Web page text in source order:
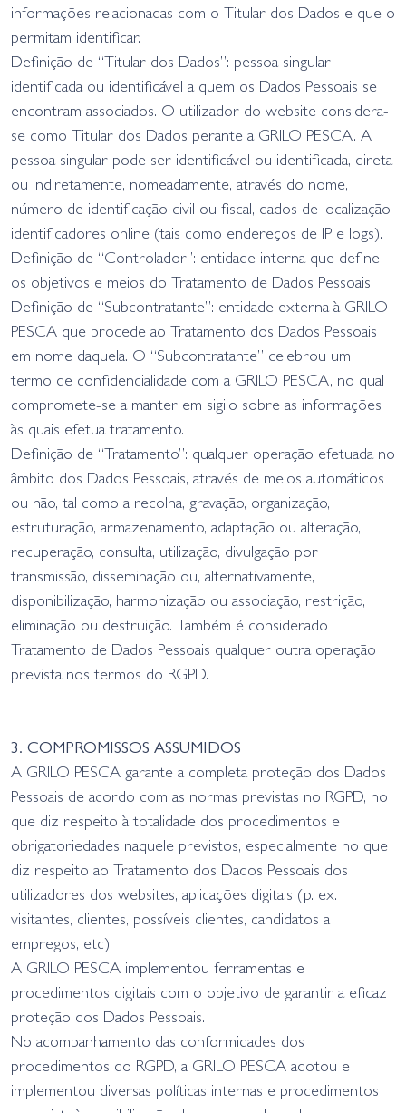
informações relacionadas com o Titular dos Dados e que o
permitam identificar.
Definição de “Titular dos Dados”: pessoa singular
identificada ou identificável a quem os Dados Pessoais se
encontram associados. O utilizador do website considera-
se como Titular dos Dados perante a GRILO PESCA. A
pessoa singular pode ser identificável ou identificada, direta
ou indiretamente, nomeadamente, através do nome,
número de identificação civil ou fiscal, dados de localização,
identificadores online (tais como endereços de IP e logs).
Definição de “Controlador”: entidade interna que define
os objetivos e meios do Tratamento de Dados Pessoais.
Definição de “Subcontratante”: entidade externa à GRILO
PESCA que procede ao Tratamento dos Dados Pessoais
em nome daquela. O “Subcontratante” celebrou um
termo de confidencialidade com a GRILO PESCA, no qual
compromete-se a manter em sigilo sobre as informações
às quais efetua tratamento.
Definição de “Tratamento”: qualquer operação efetuada no
âmbito dos Dados Pessoais, através de meios automáticos
ou não, tal como a recolha, gravação, organização,
estruturação, armazenamento, adaptação ou alteração,
recuperação, consulta, utilização, divulgação por
transmissão, disseminação ou, alternativamente,
disponibilização, harmonização ou associação, restrição,
eliminação ou destruição. Também é considerado
Tratamento de Dados Pessoais qualquer outra operação
prevista nos termos do RGPD.
3. COMPROMISSOS ASSUMIDOS
A GRILO PESCA garante a completa proteção dos Dados
Pessoais de acordo com as normas previstas no RGPD, no
que diz respeito à totalidade dos procedimentos e
obrigatoriedades naquele previstos, especialmente no que
diz respeito ao Tratamento dos Dados Pessoais dos
utilizadores dos websites, aplicações digitais (p. ex. :
visitantes, clientes, possíveis clientes, candidatos a
empregos, etc).
A GRILO PESCA implementou ferramentas e
procedimentos digitais com o objetivo de garantir a eficaz
proteção dos Dados Pessoais.
No acompanhamento das conformidades dos
procedimentos do RGPD, a GRILO PESCA adotou e
implementou diversas políticas internas e procedimentos